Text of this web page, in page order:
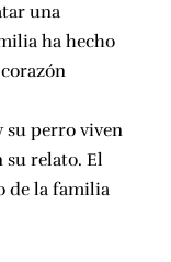
una
ha hecho
su perro viven
su relato. El
de la familia